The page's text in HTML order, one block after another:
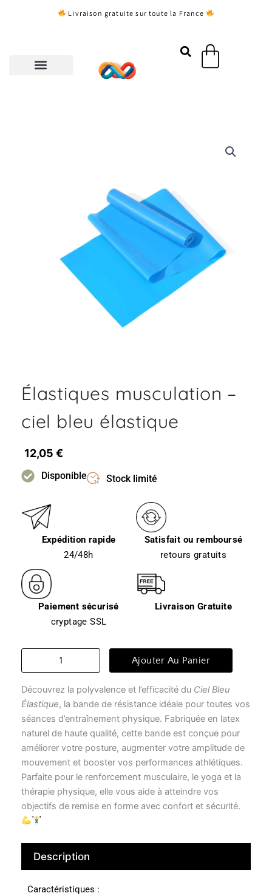
Livraison gratuite sur toute la France
Panier
Élastiques musculation –
ciel bleu élastique
12,05 €
Disponible Stock limité
Expédition rapide
24/48h
Satisfait ou remboursé
retours gratuits
Paiement sécurisé
cryptage SSL
Livraison Gratuite
quantité
musculation
-
ciel
élastique
Ajouter Au Panier
Découvrez la polyvalence et l’efficacité du Ciel Bleu
Élastique, la bande de résistance idéale pour toutes vos
séances d’entraînement physique. Fabriquée en latex
naturel de haute qualité, cette bande est conçue pour
améliorer votre posture, augmenter votre amplitude de
mouvement et booster vos performances athlétiques.
Parfaite pour le renforcement musculaire, le yoga et la
thérapie physique, elle vous aide à atteindre vos
objectifs de remise en forme avec confort et sécurité.
Description
Caractéristiques :